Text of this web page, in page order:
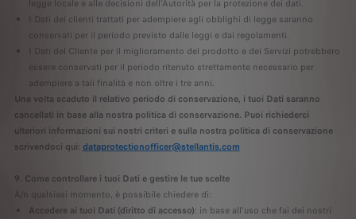
legge locale e alle decisioni dell'Autorità per la protezione dei dati.
I Dati dei clienti trattati per adempiere agli obblighi di legge saranno
conservati per il periodo previsto dalle leggi e dai regolamenti.
I Dati del Cliente per il miglioramento del prodotto e dei Servizi potrebbero
essere conservati per il periodo ritenuto strettamente necessario per
adempiere a tali finalità e non oltre i tre anni.
Una volta scaduto il relativo periodo di conservazione, i tuoi Dati saranno
cancellati in base alla nostra politica di conservazione. Puoi richiederci
ulteriori informazioni sui nostri criteri e sulla nostra politica di conservazione
scrivendoci qui: dataprotectionofficer@stellantis.com
9. Come controllare i tuoi Dati e gestire le tue scelte
À/n qualsiasi momento, è possibile chiedere di:
Accedere ai tuoi Dati (diritto di accesso): in base all'uso che fai dei nostri